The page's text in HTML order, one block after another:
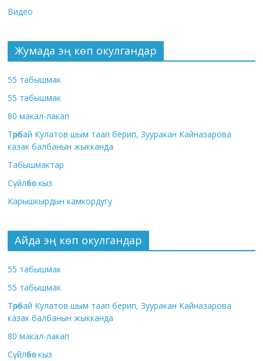
Видео
Жумада эң көп окулгандар
55 табышмак
55 табышмак
80 макал-лакап
Төрөбай Кулатов шым таап берип, Зууракан Кайназарова
казак балбанын жыкканда
Табышмактар
Сүйлөбөс кыз
Карышкырдын камкордугу
Айда эң көп окулгандар
55 табышмак
55 табышмак
Төрөбай Кулатов шым таап берип, Зууракан Кайназарова
казак балбанын жыкканда
80 макал-лакап
Сүйлөбөс кыз